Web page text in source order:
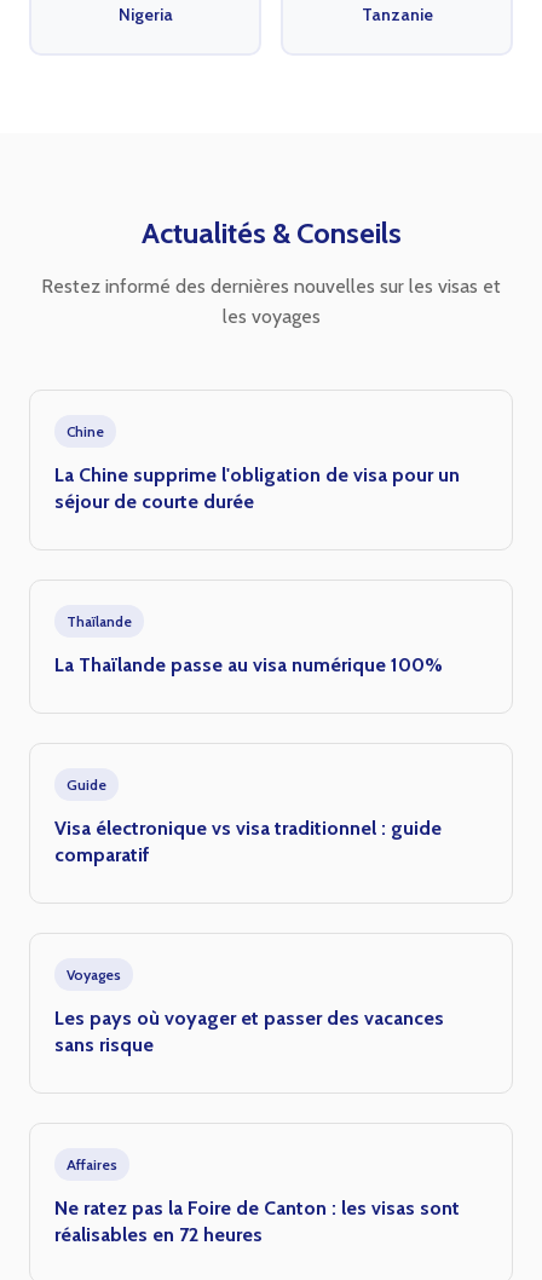
Nigeria Tanzanie
Actualités & Conseils
Restez informé des dernières nouvelles sur les visas et
les voyages
Chine
La Chine supprime l'obligation de visa pour un
séjour de courte durée
Thaïlande
La Thaïlande passe au visa numérique 100%
Guide
Visa électronique vs visa traditionnel : guide
comparatif
Voyages
Les pays où voyager et passer des vacances
sans risque
Affaires
Ne ratez pas la Foire de Canton : les visas sont
réalisables en 72 heures